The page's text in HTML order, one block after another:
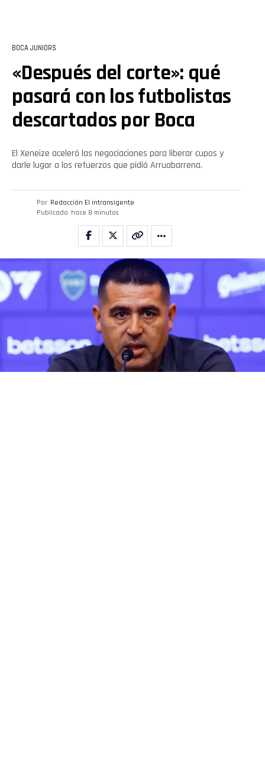
BOCA JUNIORS
«Después del corte»: qué
pasará con los futbolistas
descartados por Boca
El Xeneize aceleró las negociaciones para liberar cupos y
darle lugar a los refuerzos que pidió Arruabarrena.
Por Redacción El intransigente
Publicado hace 8 minutos